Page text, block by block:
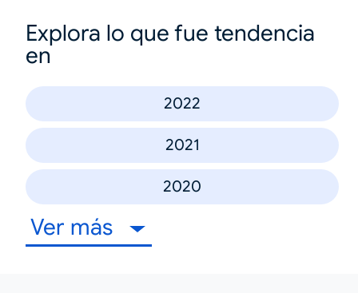
Explora lo que fue tendencia
en
2022
2021
2020
Ver más